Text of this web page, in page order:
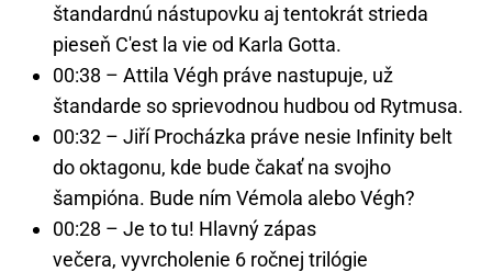
štandardnú nástupovku aj tentokrát strieda
pieseň C'est la vie od Karla Gotta.
00:38 – Attila Végh práve nastupuje, už
štandarde so sprievodnou hudbou od Rytmusa.
00:32 – Jiří Procházka práve nesie Infinity belt
do oktagonu, kde bude čakať na svojho
šampióna. Bude ním Vémola alebo Végh?
00:28 – Je to tu! Hlavný zápas
večera, vyvrcholenie 6 ročnej trilógie